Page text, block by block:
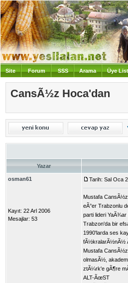
Site Forum SSS Arama Üye
Giriş
CansÃ½z Hoca'dan
Yazar
osman61
Kayıt: 22 Arl 2006
Mesajlar: 53
Tarih: Sal Oca
Mustafa CansÃ½z
eÃ°er Trabzonlu
parti lideri
Trabzon'da bir
1990'larda ses
fÃ½kralarÃ½nÃ½
Mustafa
olmasÃ½,
ztÃ¼rk'e gÃ¶re
ALT-ÃœST